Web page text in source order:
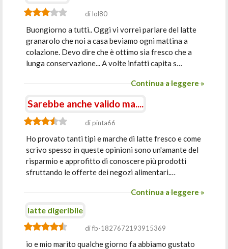
di lol80
Buongiorno a tutti.. Oggi vi vorrei parlare del latte
granarolo che noi a casa beviamo ogni mattina a
colazione. Devo dire che è ottimo sia fresco che a
lunga conservazione... A volte infatti capita s…
Continua a leggere »
Sarebbe anche valido ma....
di pinta66
Ho provato tanti tipi e marche di latte fresco e come
scrivo spesso in queste opinioni sono un'amante del
risparmio e approfitto di conoscere più prodotti
sfruttando le offerte dei negozi alimentari.…
Continua a leggere »
latte digeribile
di fb-1827672193915369
io e mio marito qualche giorno fa abbiamo gustato